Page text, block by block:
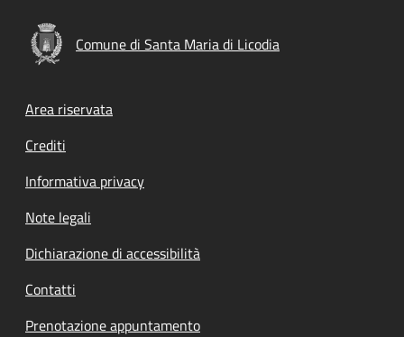
Comune di Santa Maria di Licodia
Footer menu
Area riservata
Crediti
Informativa privacy
Note legali
Dichiarazione di accessibilità
Contatti
Prenotazione appuntamento